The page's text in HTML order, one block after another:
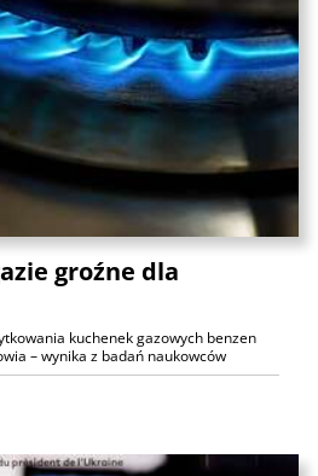
groźne dla
kuchenek gazowych benzen
– wynika z badań naukowców